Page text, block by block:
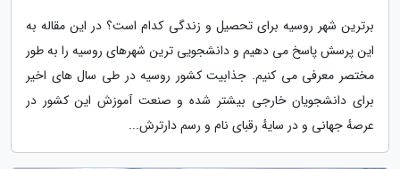
برترین شهر روسیه برای تحصیل و زندگی کدام است؟ در این مقاله به
این پرسش پاسخ می دهیم و دانشجویی ترین شهرهای روسیه را به طور
مختصر معرفی می کنیم. جذابیت کشور روسیه در طی سال های اخیر
برای دانشجویان خارجی بیشتر شده و صنعت آموزش این کشور در
عرصهٔ جهانی و در سایهٔ رقبای نام و رسم دارترش...